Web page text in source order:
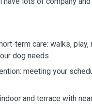
term care: walks, play,
dog needs
and care
and terrace with